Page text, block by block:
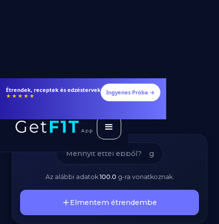
Fogyj és izmosodj hatékonyabban
★★★★★ Ingyenes Próba →
Magvas Croissant –
Tápanyagok
g
Az alábbi adatok100.0 g-ra vonatkoznak.
Elmentem étrendembe